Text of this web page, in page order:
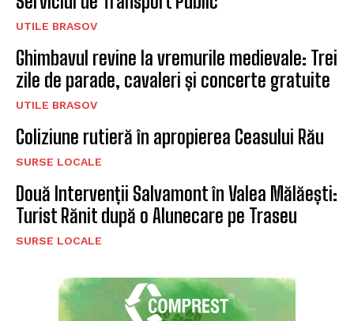
BRASOV
Semimaraton Brasov, concurs
de alergare montană
CELE MAI NOI STIRI
Cine este responsabil pentru întreruperile de
energetică, iar primăriile riscă să aducă
economia în întuneric